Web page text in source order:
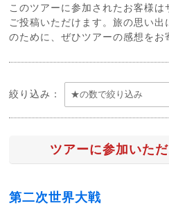
このツアーに参加されたお客様
ご投稿いただけます。旅の思い
のために、ぜひツアーの感想をお
絞り込み：
ツアーに参加いた
第二次世界大戦